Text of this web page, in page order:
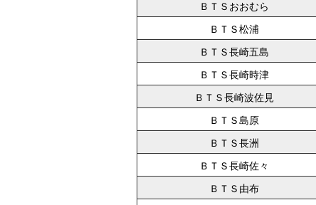
ＢＴＳおおむら
ＢＴＳ松浦
ＢＴＳ長崎五島
ＢＴＳ長崎時津
ＢＴＳ長崎波佐見
ＢＴＳ島原
ＢＴＳ長洲
ＢＴＳ長崎佐々
ＢＴＳ由布